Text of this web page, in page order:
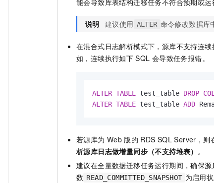
能会导致库表结构迁移任务不符合预期或运行
说明 建议使用 ALTER 命令修改数据库中
在混合式日志解析模式下，源库不支持连续执
如，连续执行如下 SQL 会导致任务报错。
ALTER TABLE test_table DROP
ALTER TABLE test_table ADD
若源库为 Web 版的 RDS SQL Server，则在
析源库日志做增量同步（不支持堆表） 。
建议在全量数据迁移任务运行期间，确保源库
数 READ_COMMITTED_SNAPSHOT 为启用状